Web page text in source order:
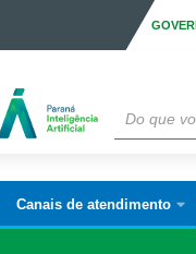
Canais de atendimento